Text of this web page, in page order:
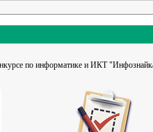
по информатике и ИКТ